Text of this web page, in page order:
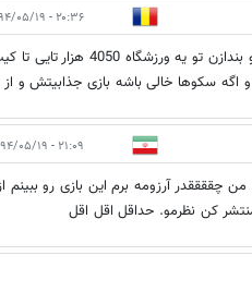
۲۰:۳۶ - ۱۳۹۴/۰۵/۱۹
این بازی و بندازن تو
و اگه سکوها خالی باشه بازی جذابیتش و
۲۱:۰۹ - ۱۳۹۴/۰۵/۱۹
من چققققدر آرزومه برم این بازی رو
کن نظرمو. حداقل اقل اقل